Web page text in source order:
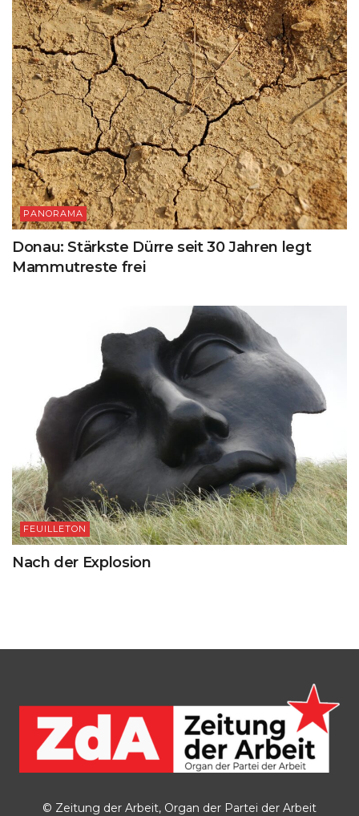
PANORAMA
Donau: Stärkste Dürre seit 30 Jahren legt
Mammutreste frei
FEUILLETON
Nach der Explosion
© Zeitung der Arbeit, Organ der Partei der Arbeit